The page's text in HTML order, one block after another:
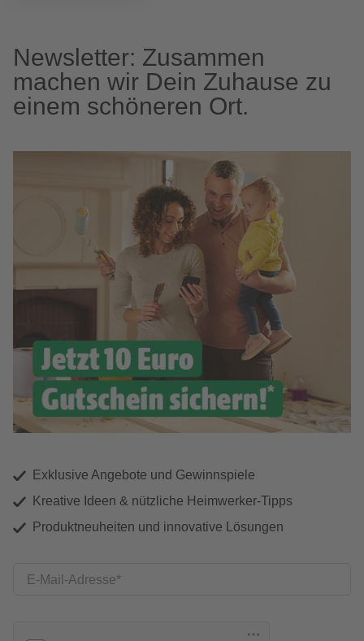
Newsletter: Zusammen
machen wir Dein Zuhause zu
einem schöneren Ort.
Exklusive Angebote und Gewinnspiele
Kreative Ideen & nützliche Heimwerker-Tipps
Produktneuheiten und innovative Lösungen
E-Mail-Adresse